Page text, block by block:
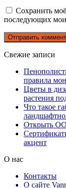
Сохранить
последующих
Свежие записи
правила
Цветы в
растения
Что такое
Открыть
акцент
О нас
Контакты
О сайте